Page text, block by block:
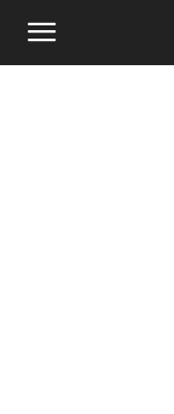
Bugojno